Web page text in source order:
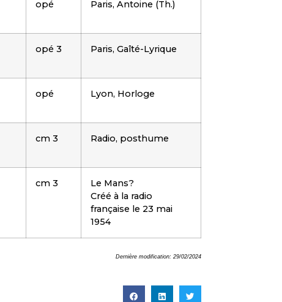
opé Paris, Antoine (Th.)
opé 3 Paris, Gaîté-Lyrique
opé Lyon, Horloge
cm 3 Radio, posthume
cm 3
Le Mans?
Créé à la radio
française le 23 mai
1954
Dernière modification: 29/02/2024